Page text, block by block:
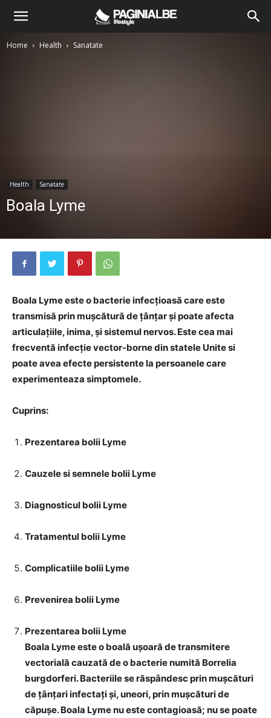
Home Health Sanatate
Health Sanatate
Boala Lyme
Boala Lyme este o bacterie infecțioasă care este
transmisă prin mușcătură de țânțar și poate afecta
articulațiile, inima, și sistemul nervos. Este cea mai
frecventă infecție vector-borne din statele Unite si
poate avea efecte persistente la persoanele care
experimenteaza simptomele.
Cuprins:
Prezentarea bolii Lyme
Cauzele si semnele bolii Lyme
Diagnosticul bolii Lyme
Tratamentul bolii Lyme
Complicatiile bolii Lyme
Prevenirea bolii Lyme
Prezentarea bolii Lyme
Boala Lyme este o boală ușoară de transmitere
vectorială cauzată de o bacterie numită Borrelia
burgdorferi. Bacteriile se răspândesc prin mușcături
de țânțari infectați și, uneori, prin mușcături de
căpușe. Boala Lyme nu este contagioasă; nu se poate